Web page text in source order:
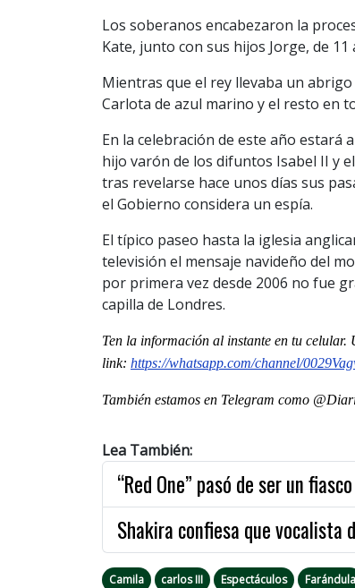
Los soberanos encabezaron la
Kate, junto con sus hijos Jorge, de 11
Mientras que el rey llevaba un
Carlota de azul marino y el resto en
En la celebración de este año estará
hijo varón de los difuntos Isabel II y
tras revelarse hace unos días sus
el Gobierno considera un espía.
El típico paseo hasta la iglesia
televisión el mensaje navideño del
por primera vez desde 2006 no fue
capilla de Londres.
Ten la información al instante en tu celular.
link: https://whatsapp.com/channel/
También estamos en Telegram como
Lea También:
“Red One” pasó de ser un
Shakira confiesa que vocalista
Camila carlos III Espectáculos Farándula